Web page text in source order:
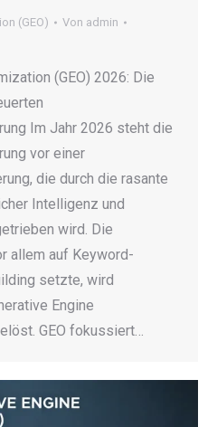
(GEO) Von admin
(GEO) 2026: Die
Im Jahr 2026 steht die
vor einer
die durch die rasante
Intelligenz und
wird. Die
allem auf Keyword-
setzte, wird
Engine
GEO fokussiert…